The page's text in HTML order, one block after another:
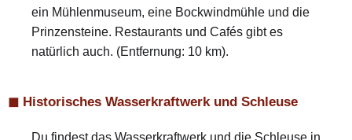
ein Mühlenmuseum, eine Bockwindmühle und die
Prinzensteine. Restaurants und Cafés gibt es
natürlich auch. (Entfernung: 10 km).
◼ Historisches Wasserkraftwerk und Schleuse
Du findest das Wasserkraftwerk und die Schleuse in